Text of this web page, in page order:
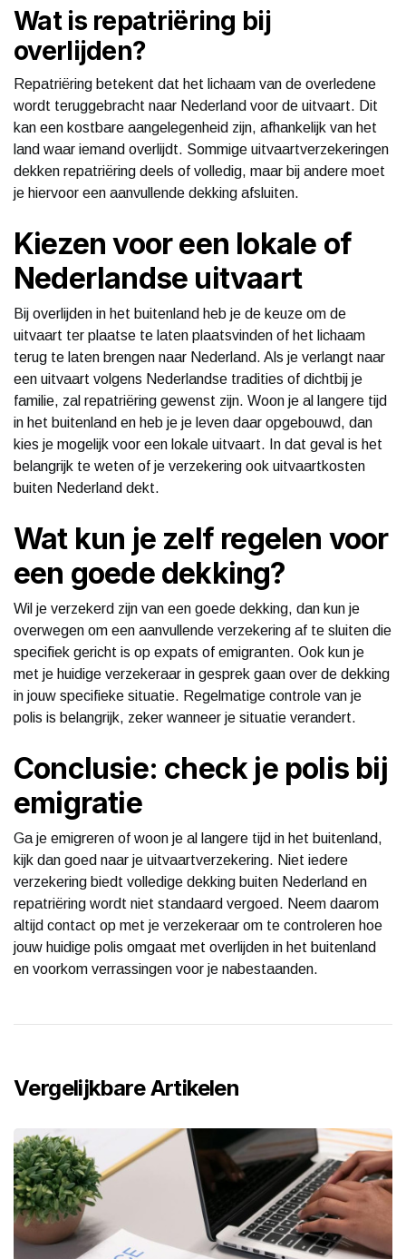
Wat is repatriëring bij
overlijden?
Repatriëring betekent dat het lichaam van de overledene
wordt teruggebracht naar Nederland voor de uitvaart. Dit
kan een kostbare aangelegenheid zijn, afhankelijk van het
land waar iemand overlijdt. Sommige uitvaartverzekeringen
dekken repatriëring deels of volledig, maar bij andere moet
je hiervoor een aanvullende dekking afsluiten.
Kiezen voor een lokale of
Nederlandse uitvaart
Bij overlijden in het buitenland heb je de keuze om de
uitvaart ter plaatse te laten plaatsvinden of het lichaam
terug te laten brengen naar Nederland. Als je verlangt naar
een uitvaart volgens Nederlandse tradities of dichtbij je
familie, zal repatriëring gewenst zijn. Woon je al langere tijd
in het buitenland en heb je je leven daar opgebouwd, dan
kies je mogelijk voor een lokale uitvaart. In dat geval is het
belangrijk te weten of je verzekering ook uitvaartkosten
buiten Nederland dekt.
Wat kun je zelf regelen voor
een goede dekking?
Wil je verzekerd zijn van een goede dekking, dan kun je
overwegen om een aanvullende verzekering af te sluiten die
specifiek gericht is op expats of emigranten. Ook kun je
met je huidige verzekeraar in gesprek gaan over de dekking
in jouw specifieke situatie. Regelmatige controle van je
polis is belangrijk, zeker wanneer je situatie verandert.
Conclusie: check je polis bij
emigratie
Ga je emigreren of woon je al langere tijd in het buitenland,
kijk dan goed naar je uitvaartverzekering. Niet iedere
verzekering biedt volledige dekking buiten Nederland en
repatriëring wordt niet standaard vergoed. Neem daarom
altijd contact op met je verzekeraar om te controleren hoe
jouw huidige polis omgaat met overlijden in het buitenland
en voorkom verrassingen voor je nabestaanden.
Vergelijkbare Artikelen